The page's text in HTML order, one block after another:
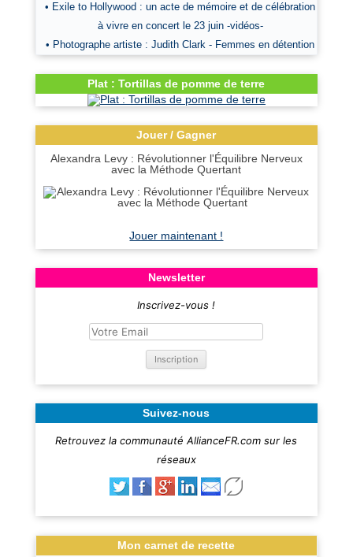
• Exile to Hollywood : un acte de mémoire et de célébration
à vivre en concert le 23 juin -vidéos-
• Photographe artiste : Judith Clark - Femmes en détention
Plat : Tortillas de pomme de terre
Jouer / Gagner
Alexandra Levy : Révolutionner l'Équilibre Nerveux
avec la Méthode Quertant
Jouer maintenant !
Newsletter
Inscrivez-vous !
Suivez-nous
Retrouvez la communauté AllianceFR.com sur les
réseaux
Mon carnet de recette